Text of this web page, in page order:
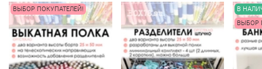
ВЫБОР ПОКУПАТЕЛЕЙ!
В
ВЫБОР